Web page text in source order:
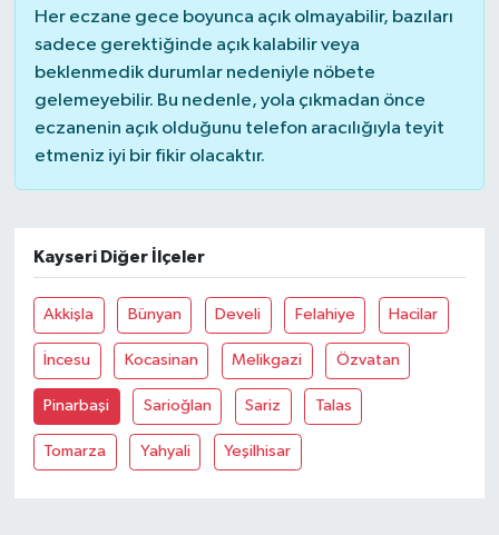
Her eczane gece boyunca açık olmayabilir, bazıları
sadece gerektiğinde açık kalabilir veya
beklenmedik durumlar nedeniyle nöbete
gelemeyebilir. Bu nedenle, yola çıkmadan önce
eczanenin açık olduğunu telefon aracılığıyla teyit
etmeniz iyi bir fikir olacaktır.
Kayseri Diğer İlçeler
Akkişla Bünyan Develi Felahiye Hacilar
İncesu Kocasinan Melikgazi Özvatan
Pinarbaşi Sarioğlan Sariz Talas
Tomarza Yahyali Yeşilhisar